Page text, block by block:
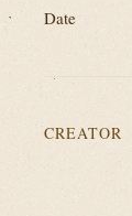
Date
CREATOR